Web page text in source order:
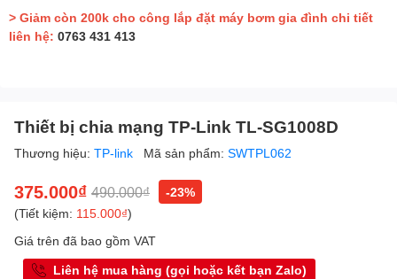
> Giảm còn 200k cho công lắp đặt máy bơm gia đình chi tiết
liên hệ: 0763 431 413
Thiết bị chia mạng TP-Link TL-SG1008D
Thương hiệu: TP-link Mã sản phẩm: SWTPL062
375.000₫ 490.000₫
-23%
(Tiết kiệm: 115.000₫)
Giá trên đã bao gồm VAT
Liên hệ mua hàng (gọi hoặc kết bạn Zalo)